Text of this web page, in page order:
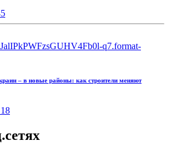
– в новые районы: как строители меняют